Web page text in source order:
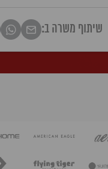
שיתוף משרה ב: